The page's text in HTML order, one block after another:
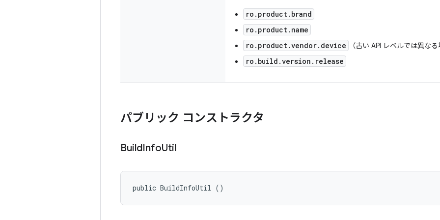
ro.product.brand
ro.product.name
ro.product.vendor.device
（古い API レベルでは異な
ro.build.version.release
パブリック コンストラクタ
BuildInfoUtil
public BuildInfoUtil ()